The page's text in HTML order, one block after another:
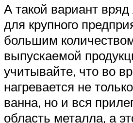
А такой вариант
для крупного
большим
выпускаемой
учитывайте, что во
нагревается не
ванна, но и вся
область металла, а